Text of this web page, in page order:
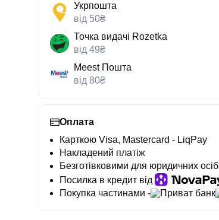
Укрпошта
від 50₴
Точка видачі Rozetka
від 49₴
Meest Пошта
від 80₴
Оплата
Карткою Visa, Mastercard - LiqPay
Накладений платіж
Безготівковими для юридичних осіб
Посилка в кредит від
Покупка частинами -
Приват банк